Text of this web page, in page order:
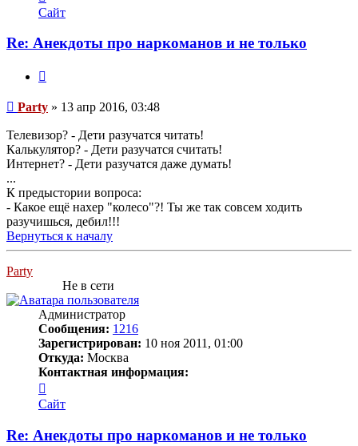
информация
пользователя
Сайт
Re: Анекдоты про наркоманов и не только
Сообщение
Party » 13 апр 2016, 03:48
Телевизор? - Дети разучатся читать!
Калькулятор? - Дети разучатся считать!
Интернет? - Дети разучатся даже думать!
...
К предыстории вопроса:
- Какое ещё нахер "колесо"?! Ты же так совсем ходить
разучишься, дебил!!!
Вернуться к началу
Party
Не в сети
Администратор
Сообщения: 1216
Зарегистрирован: 10 ноя 2011, 01:00
Откуда: Москва
Контактная информация:
информация
пользователя
Сайт
Re: Анекдоты про наркоманов и не только